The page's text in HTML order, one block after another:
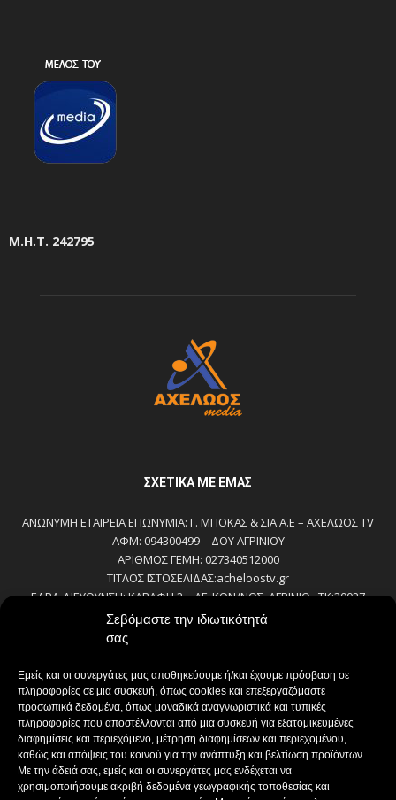
Σεβόμαστε την ιδιωτικότητά
σας
Εμείς και οι συνεργάτες μας αποθηκεύουμε ή/και έχουμε πρόσβαση σε
πληροφορίες σε μια συσκευή, όπως cookies και επεξεργαζόμαστε
προσωπικά δεδομένα, όπως μοναδικά αναγνωριστικά και τυπικές
πληροφορίες που αποστέλλονται από μια συσκευή για εξατομικευμένες
διαφημίσεις και περιεχόμενο, μέτρηση διαφημίσεων και περιεχομένου,
καθώς και απόψεις του κοινού για την ανάπτυξη και βελτίωση προϊόντων.
Με την άδειά σας, εμείς και οι συνεργάτες μας ενδέχεται να
χρησιμοποιήσουμε ακριβή δεδομένα γεωγραφικής τοποθεσίας και
Μ.Η.Τ. 242795
ΣΧΕΤΙΚΆ ΜΕ ΕΜΆΣ
ΑΝΩΝΥΜΗ ΕΤΑΙΡΕΙΑ ΕΠΩΝΥΜΙΑ: Γ. ΜΠΟΚΑΣ & ΣΙΑ Α.Ε – ΑΧΕΛΩΟΣ TV
ΑΦΜ: 094300499 – ΔΟΥ ΑΓΡΙΝΙΟΥ
ΑΡΙΘΜΟΣ ΓΕΜΗ: 027340512000
ΤΙΤΛΟΣ ΙΣΤΟΣΕΛΙΔΑΣ:acheloostv.gr
ΕΔΡΑ-ΔΙΕΥΘΥΝΣΗ: ΚΑΒΑΦΗ 2 – ΑΓ. ΚΩΝ/ΝΟΣ, ΑΓΡΙΝΙΟ , ΤΚ:30027
ΤΗΛΕΦΩΝΟ: 2641022803 – 58800
E-MAIL: bokas@otenet.gr, info@axeloostv.gr
ΝΟΜΙΜΟΣ ΕΚΠΡΟΣΩΠΟΣ: ΜΠΟΚΑΣ ΚΩΝ/ΝΟΣ
ΔΙΕΥΘΥΝΤΗΣ: ΜΠΟΚΑΣ ΚΩΝ/ΝΟΣ
ΔΙΕΥΘΥΝΤΗΣ ΣΥΝΤΑΞΗΣ:ΚΟΥΤΣΙΚΟΣ ΠΑΝΤΕΛΗΣ
ΔΙΑΧΕΙΡΙΣΤΗΣ-ΔΙΚΑΙΟΥΧΟΣ domain: ΜΠΟΚΑΣ ΚΩΝ/ΝΟΣ – Γ. ΜΠΟΚΑΣ &
ΣΙΑ Α.Ε
ΔΗΜΟΣΙΟΓΡΑΦΟΙ:
ΚΟΥΤΣΙΚΟΣ ΠΑΝΤΕΛΗΣ